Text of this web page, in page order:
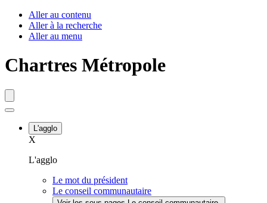
Aller au contenu
Aller à la recherche
Aller au menu
Chartres Métropole
L'agglo
X
L'agglo
Le mot du président
Le conseil communautaire
Fenêtre
chat